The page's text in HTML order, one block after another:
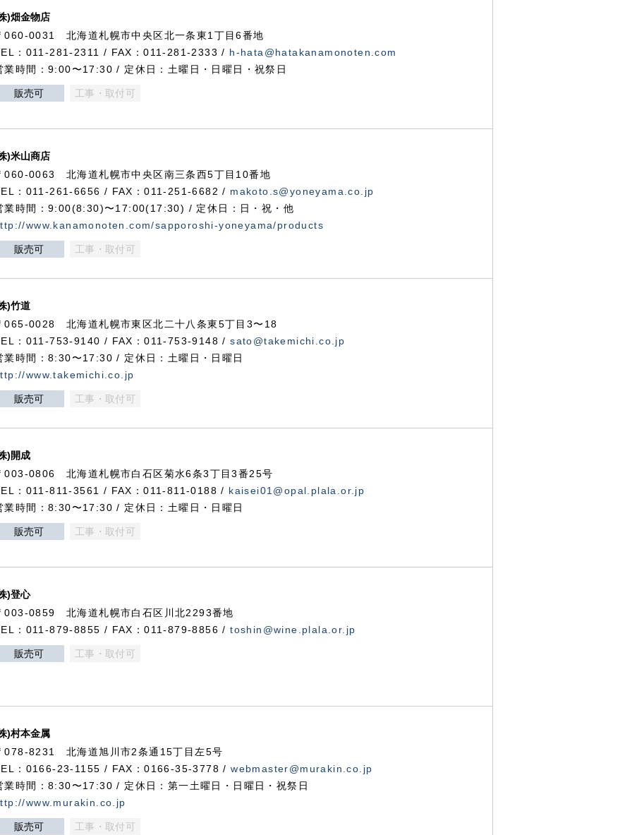
)畑金物店
060-0031 北海道札幌市中央区北一条東1丁目6番地
：011-281-2311 / FAX：011-281-2333 / h-hata@hatakanamonoten.com
業時間：9:00〜17:30 / 定休日：土曜日・日曜日・祝祭日
販売可 工事・取付可
)米山商店
060-0063 北海道札幌市中央区南三条西5丁目10番地
：011-261-6656 / FAX：011-251-6682 / makoto.s@yoneyama.co.jp
業時間：9:00(8:30)〜17:00(17:30) / 定休日：日・祝・他
www.kanamonoten.com/sapporoshi-yoneyama/products
販売可 工事・取付可
)竹道
065-0028 北海道札幌市東区北二十八条東5丁目3〜18
：011-753-9140 / FAX：011-753-9148 /sato@takemichi.co.jp
業時間：8:30〜17:30 / 定休日：土曜日・日曜日
www.takemichi.co.jp
販売可 工事・取付可
)開成
003-0806 北海道札幌市白石区菊水6条3丁目3番25号
：011-811-3561 / FAX：011-811-0188 / kaisei01@opal.plala.or.jp
業時間：8:30〜17:30 / 定休日：土曜日・日曜日
販売可 工事・取付可
)登心
003-0859 北海道札幌市白石区川北2293番地
：011-879-8855 / FAX：011-879-8856 /toshin@wine.plala.or.jp
販売可 工事・取付可
)村本金属
078-8231 北海道旭川市2条通15丁目左5号
：0166-23-1155 / FAX：0166-35-3778 /webmaster@murakin.co.jp
業時間：8:30〜17:30 / 定休日：第一土曜日・日曜日・祝祭日
www.murakin.co.jp
販売可 工事・取付可